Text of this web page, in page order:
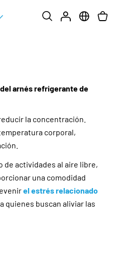
arnés refrigerante de
la concentración.
corporal,
actividades al aire libre,
una comodidad
el estrés relacionado
quienes buscan aliviar las